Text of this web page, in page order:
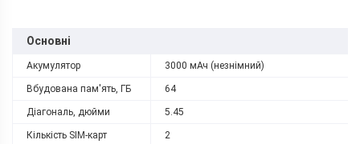
Основні
Акумулятор 3000 мАч (незнімний)
Вбудована пам'ять, ГБ 64
Діагональ, дюйми 5.45
Кількість SIM-карт 2